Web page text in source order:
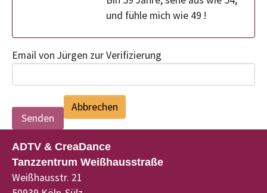
und fühle mich wie 49 !
Email von Jürgen zur Verifizierung
Abbrechen
ADTV & CreaDance
Tanzzentrum Weißhausstraße
Weißhausstr. 21